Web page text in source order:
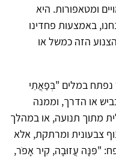
ומטאפורות. היא
באמצעות פחדינו
הזה כמשל או
נפתח במלים "בְּפַאֲתֵי
או הדרך, וממנה
מתוך תנועה, או במהלך
צבעונית ומרתקת, אלא
"פִּנָּה עֲזוּבָה, קִיר אָפֹר,